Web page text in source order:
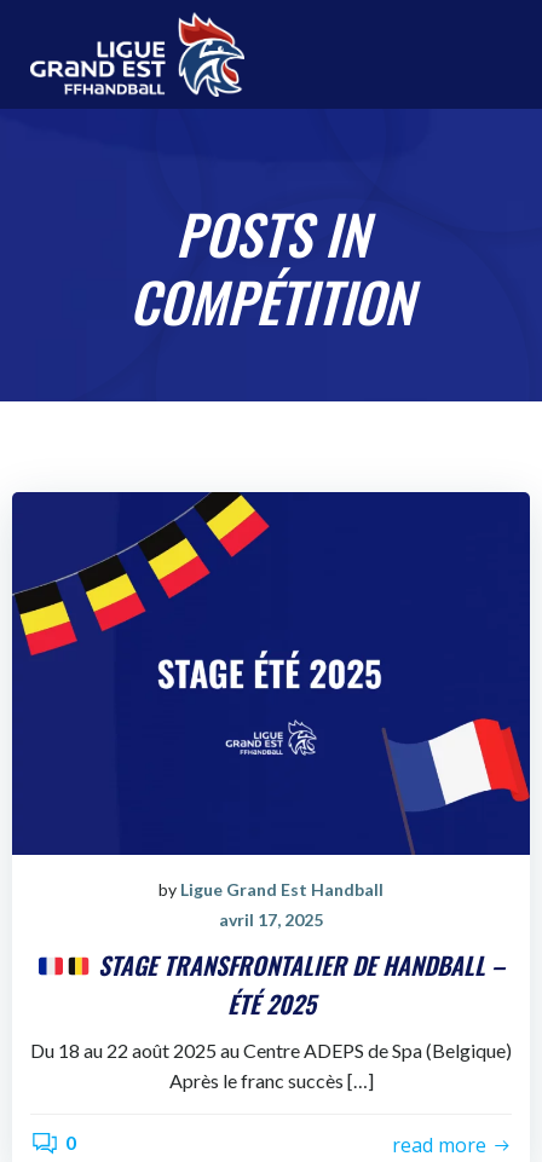
POSTS IN
COMPÉTITION
by Ligue Grand Est Handball
avril 17, 2025
STAGE TRANSFRONTALIER DE HANDBALL –
ÉTÉ 2025
Du 18 au 22 août 2025 au Centre ADEPS de Spa (Belgique)
Après le franc succès […]
0 read more